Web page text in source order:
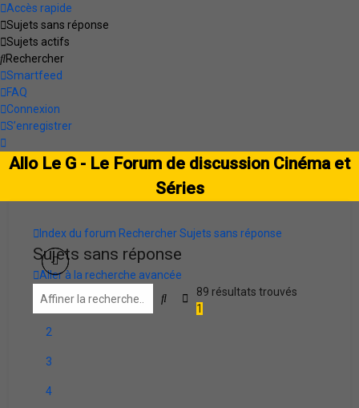
Accès rapide
Sujets sans réponse
Sujets actifs
Rechercher
Smartfeed
FAQ
Connexion
S’enregistrer
Allo Le G - Le Forum de discussion Cinéma et
Séries
Index du forum Rechercher Sujets sans réponse
Sujets sans réponse
Aller à la recherche avancée
RechercherRecherche avancée
89 résultats trouvés
1
2
3
4